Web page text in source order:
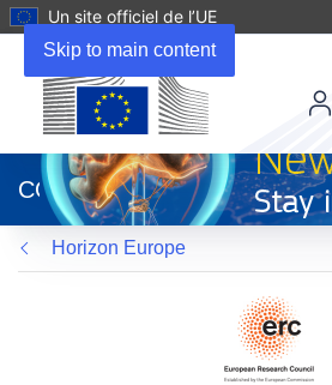
Skip to main content
Un site officiel de l’UE
dans
une
nouvelle
fenêtre)
CORDIS
Horizon Europe